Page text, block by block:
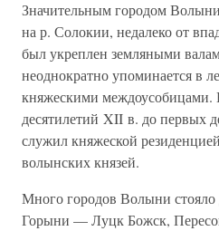
Значительным городом
на р. Солокии, недалеко от
был укреплен земляными
неоднократно упоминается в
княжескими междоусобицами.
десятилетий XII в. до первых
служил княжеской
волынских князей.
Много городов Волыни
Горыни — Луцк Божск,